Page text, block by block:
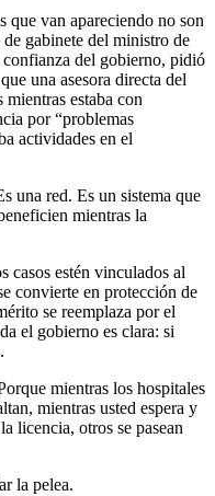
que van apareciendo no son
gabinete del ministro de
del gobierno, pidió
una asesora directa del
estaba con
por “problemas
actividades en el
una red. Es un sistema que
mientras la
casos estén vinculados al
convierte en protección de
se reemplaza por el
el gobierno es clara: si
mientras los hospitales
mientras usted espera y
licencia, otros se pasean
la pelea.